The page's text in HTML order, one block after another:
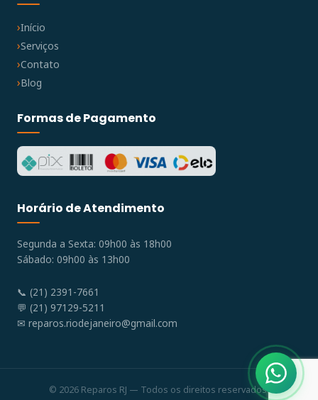
Início
Serviços
Contato
Blog
Formas de Pagamento
Horário de Atendimento
Segunda a Sexta: 09h00 às 18h00
Sábado: 09h00 às 13h00
📞 (21) 2391-7661
💬 (21) 97129-5211
✉ reparos.riodejaneiro@gmail.com
© 2026 Reparos RJ — Todos os direitos reservados.